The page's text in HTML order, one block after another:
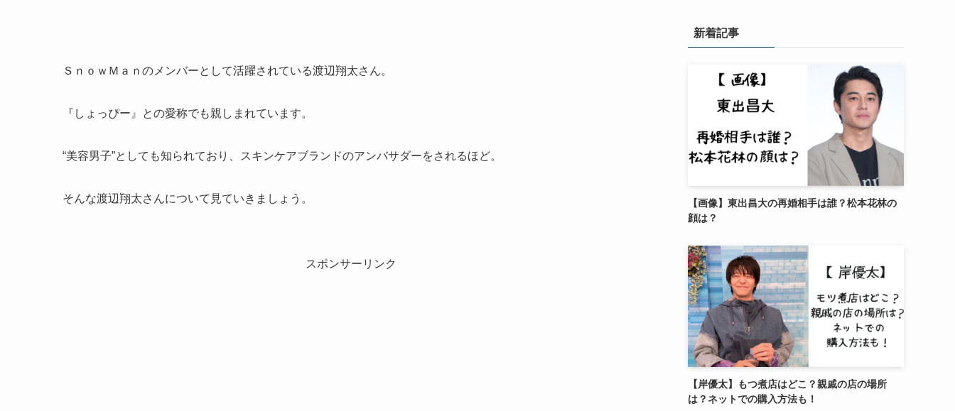
ＳｎｏｗＭａｎのメンバーとして活躍されている渡辺翔太さん。
『しょっぴー』との愛称でも親しまれています。
“美容男子”としても知られており、スキンケアブランドのアンバサダーをされるほど。
そんな渡辺翔太さんについて見ていきましょう。
スポンサーリンク
新着記事
【画像】東出昌大の再婚相手は誰？松本花林の
顔は？
【岸優太】もつ煮店はどこ？親戚の店の場所
は？ネットでの購入方法も！